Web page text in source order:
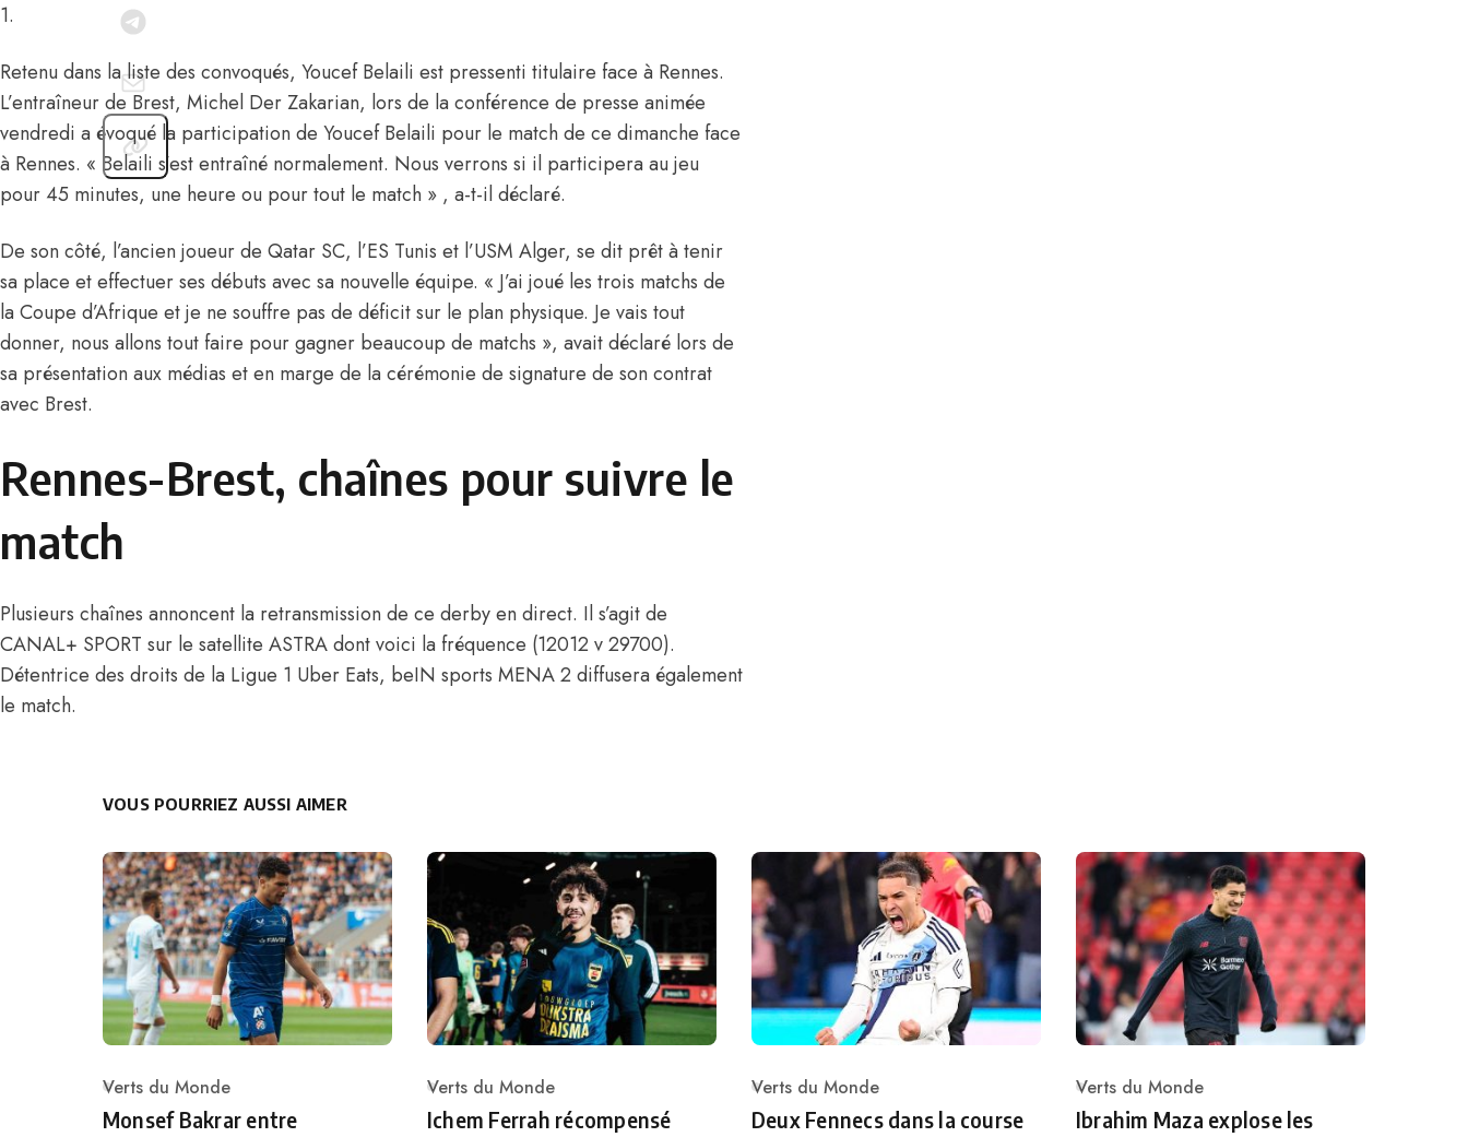
1.
Retenu dans la liste des convoqués, Youcef Belaili est pressenti titulaire face à Rennes.
L’entraîneur de Brest, Michel Der Zakarian, lors de la conférence de presse animée
vendredi a évoqué la participation de Youcef Belaili pour le match de ce dimanche face
à Rennes. « Belaili s’est entraîné normalement. Nous verrons si il participera au jeu
pour 45 minutes, une heure ou pour tout le match » , a-t-il déclaré.
De son côté, l’ancien joueur de Qatar SC, l’ES Tunis et l’USM Alger, se dit prêt à tenir
sa place et effectuer ses débuts avec sa nouvelle équipe. « J’ai joué les trois matchs de
la Coupe d’Afrique et je ne souffre pas de déficit sur le plan physique. Je vais tout
donner, nous allons tout faire pour gagner beaucoup de matchs », avait déclaré lors de
sa présentation aux médias et en marge de la cérémonie de signature de son contrat
avec Brest.
Rennes-Brest, chaînes pour suivre le
match
Plusieurs chaînes annoncent la retransmission de ce derby en direct. Il s’agit de
CANAL+ SPORT sur le satellite ASTRA dont voici la fréquence (12012 v 29700).
Détentrice des droits de la Ligue 1 Uber Eats, beIN sports MENA 2 diffusera également
le match.
VOUS POURRIEZ AUSSI AIMER
Category
Verts du Monde
Monsef Bakrar entre
Category
Verts du Monde
Ichem Ferrah récompensé
Category
Verts du Monde
Deux Fennecs dans la course
Category
Verts du Monde
Ibrahim Maza explose les